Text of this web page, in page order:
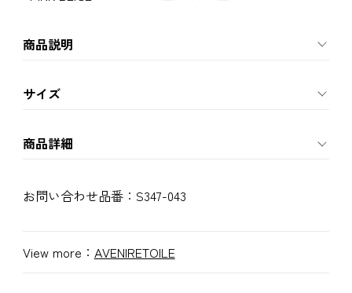
商品説明
サイズ
商品詳細
お問い合わせ品番： S347-043
View more： AVENIRETOILE